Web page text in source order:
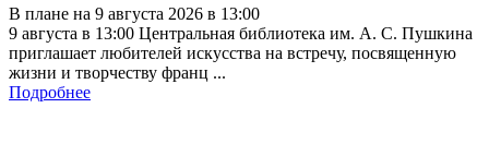
В плане на 9 августа 2026 в 13:00
9 августа в 13:00 Центральная библиотека им. А. С. Пушкина
приглашает любителей искусства на встречу, посвященную
жизни и творчеству франц ...
Подробнее